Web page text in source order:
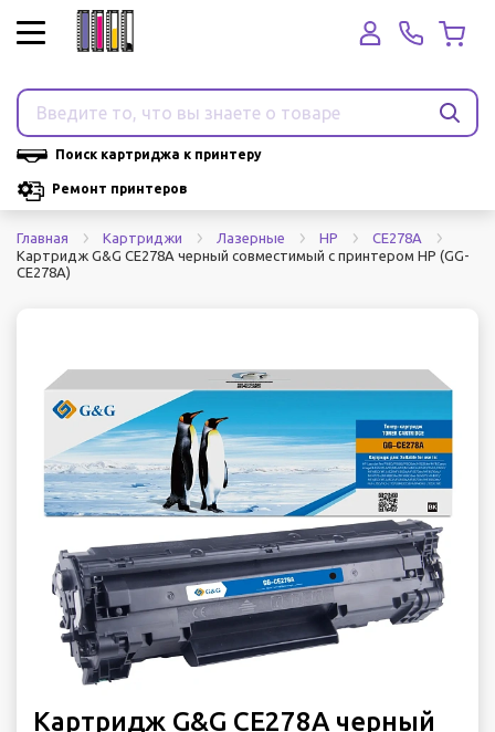
Поиск картриджа к принтеру
Ремонт принтеров
Главная Картриджи Лазерные HP
CE278A
Картридж G&G CE278A черный совместимый с принтером HP (GG-
CE278A)
Картридж G&G CE278A черный